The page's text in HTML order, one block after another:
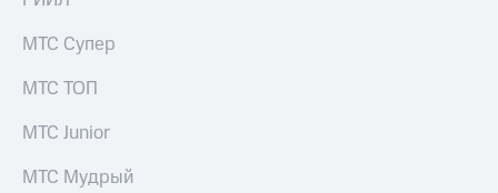
МТС Супер
МТС ТОП
МТС Junior
МТС Мудрый